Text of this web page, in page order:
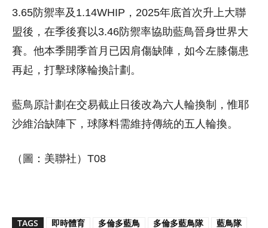
3.65防禦率及1.14WHIP，2025年底首次升上大聯
盟後，在季後賽以3.46防禦率協助藍鳥晉身世界大
賽。他本季開季首月已因肩傷缺陣，如今左膝傷患
再起，打擊球隊輪換計劃。
藍鳥原計劃在交易截止日後改為六人輪換制，惟耶
沙維治缺陣下，球隊料需維持傳統的五人輪換。
（圖：美聯社）T08
TAGS 即時體育 多倫多藍鳥 多倫多藍鳥隊 藍鳥隊